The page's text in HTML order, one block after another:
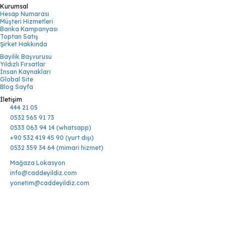
Kurumsal
Hesap Numarası
Müşteri Hizmetleri
Banka Kampanyası
Toptan Satış
Şirket Hakkında
Bayilik Başvurusu
Yıldızlı Fırsatlar
İnsan Kaynakları
Global Site
Blog Sayfa
İletişim
444 21 05
0532 565 91 73
0533 063 94 14 (whatsapp)
+90 532 419 45 90 (yurt dışı)
0532 359 34 64 (mimari hizmet)
Mağaza Lokasyon
info@caddeyildiz.com
yonetim@caddeyildiz.com